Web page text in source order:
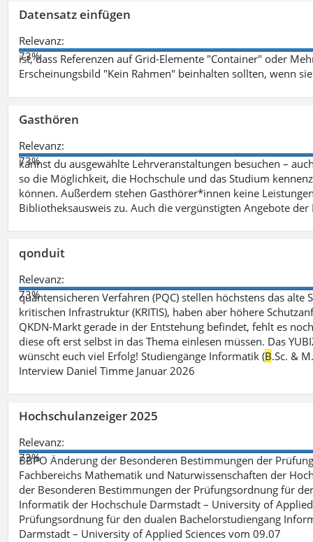
Datensatz einfügen
Relevanz:
73%
ist, dass Referenzen auf Grid-Elemente "Container" oder
Erscheinungsbild "Kein Rahmen" beinhalten sollten, wenn
Gasthören
Relevanz:
73%
kannst du ausgewählte Lehrveranstaltungen besuchen –
so die Möglichkeit, die Hochschule und das Studium
können. Außerdem stehen Gasthörer*innen keine
Bibliotheksausweis zu. Auch die vergünstigten Angebote
qonduit
Relevanz:
73%
quantensicheren Verfahren (PQC) stellen höchstens das
kritischen Infrastruktur (KRITIS), haben aber höhere
QKDN-Markt gerade in der Entstehung befindet, fehlt es
diese oft erst selbst in das Thema einlesen müssen. Das
wünscht euch viel Erfolg! Studiengänge Informatik (B.Sc. &
Interview Daniel Timme Januar 2026
Hochschulanzeiger 2025
Relevanz:
73%
BBPO Änderung der Besonderen Bestimmungen der
Fachbereichs Mathematik und Naturwissenschaften der
der Besonderen Bestimmungen der Prüfungsordnung für
Informatik der Hochschule Darmstadt – University of
Prüfungsordnung für den dualen Bachelorstudiengang
Darmstadt – University of Applied Sciences vom 09.07